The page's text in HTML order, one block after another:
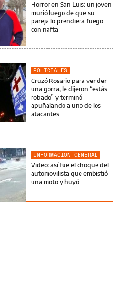
Horror en San Luis: un joven
murió luego de que su
pareja lo prendiera fuego
con nafta
POLICIALES
Cruzó Rosario para vender
una gorra, le dijeron “estás
robado” y terminó
apuñalando a uno de los
atacantes
INFORMACIÓN GENERAL
Video: así fue el choque del
automovilista que embistió
una moto y huyó